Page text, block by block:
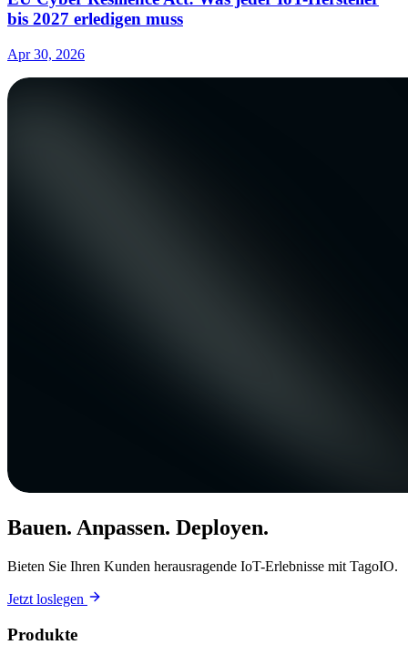
bis 2027 erledigen muss
Apr 30, 2026
Bauen. Anpassen. Deployen.
Bieten Sie Ihren Kunden herausragende IoT-Erlebnisse mit TagoIO.
Jetzt loslegen
Produkte